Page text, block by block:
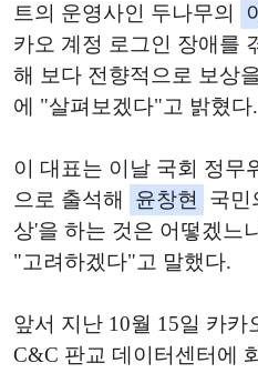
트의 운영사인 두나무의
카오 계정 로그인 장애를
해 보다 전향적으로 보상
에 "살펴보겠다"고 밝혔다.
이 대표는 이날 국회 정무
으로 출석해
윤창현
국민
상'을 하는 것은 어떻겠느
"고려하겠다"고 말했다.
앞서 지난 10월 15일 카카
C&C 판교 데이터센터에